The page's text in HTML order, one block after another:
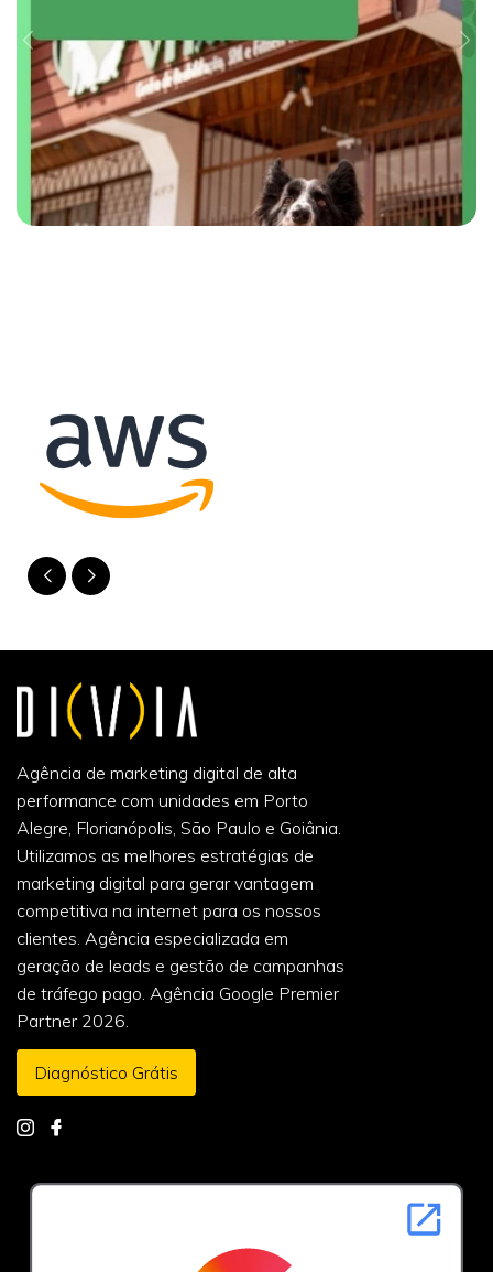
Agência de marketing digital de alta
performance com unidades em Porto
Alegre, Florianópolis, São Paulo e Goiânia.
Utilizamos as melhores estratégias de
marketing digital para gerar vantagem
competitiva na internet para os nossos
clientes. Agência especializada em
geração de leads e gestão de campanhas
de tráfego pago. Agência Google Premier
Partner 2026.
Diagnóstico Grátis